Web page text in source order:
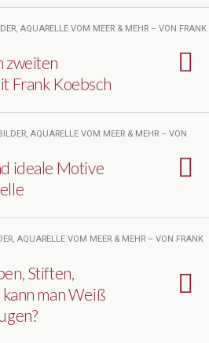
AQUARELLE VOM MEER & MEHR – VON FRANK
zweiten
Frank Koebsch
AQUARELLE VOM MEER & MEHR – VON
ideale Motive
AQUARELLE VOM MEER & MEHR – VON FRANK
Stiften,
man Weiß